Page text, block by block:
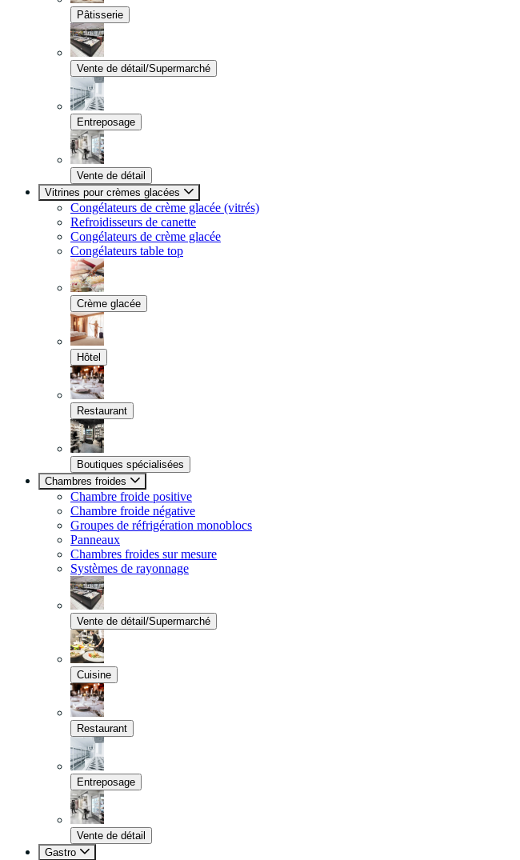
Pâtisserie
Vente de détail/Supermarché
Entreposage
Vente de détail
Vitrines pour crèmes glacées
Congélateurs de crème glacée (vitrés)
Refroidisseurs de canette
Congélateurs de crème glacée
Congélateurs table top
Crème glacée
Hôtel
Restaurant
Boutiques spécialisées
Chambres froides
Chambre froide positive
Chambre froide négative
Groupes de réfrigération monoblocs
Panneaux
Chambres froides sur mesure
Systèmes de rayonnage
Vente de détail/Supermarché
Cuisine
Restaurant
Entreposage
Vente de détail
Gastro